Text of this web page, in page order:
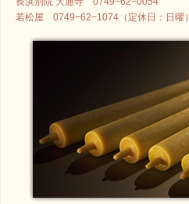
若松屋 0749−62−1074（定休日：日曜）